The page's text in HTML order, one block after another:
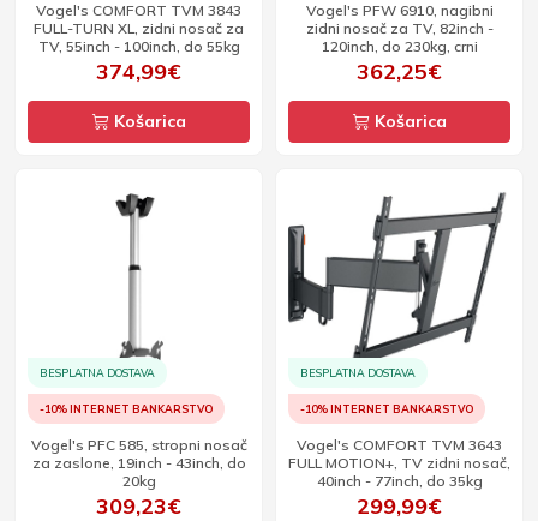
Vogel's COMFORT TVM 3843
FULL-TURN XL, zidni nosač za
TV, 55inch - 100inch, do 55kg
374,99€
Košarica
Vogel's PFW 6910, nagibni
zidni nosač za TV, 82inch -
120inch, do 230kg, crni
362,25€
Košarica
BESPLATNA DOSTAVA
-10% INTERNET BANKARSTVO
Vogel's PFC 585, stropni nosač
za zaslone, 19inch - 43inch, do
20kg
309,23€
BESPLATNA DOSTAVA
-10% INTERNET BANKARSTVO
Vogel's COMFORT TVM 3643
FULL MOTION+, TV zidni nosač,
40inch - 77inch, do 35kg
299,99€